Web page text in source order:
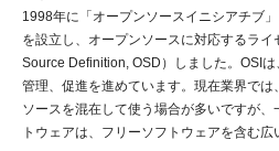
1998年に「オープンソースイニシアチブ
を設立し、オープンソースに対応するラ
Source Definition, OSD）しました。OSIは
管理、促進を進めています。現在業界で
ソースを混在して使う場合が多いですが
トウェアは、フリーソフトウェアを含む広